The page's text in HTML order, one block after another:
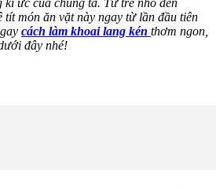
món ăn vặt này ngay từ lần đầu tiên
cách làm khoai lang kén thơm ngon,
đây nhé!